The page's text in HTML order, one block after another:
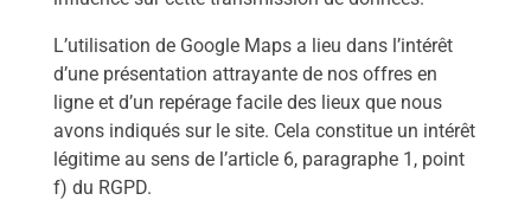
L’utilisation de Google Maps a lieu dans l’intérêt
d’une présentation attrayante de nos offres en
ligne et d’un repérage facile des lieux que nous
avons indiqués sur le site. Cela constitue un intérêt
légitime au sens de l’article 6, paragraphe 1, point
f) du RGPD.